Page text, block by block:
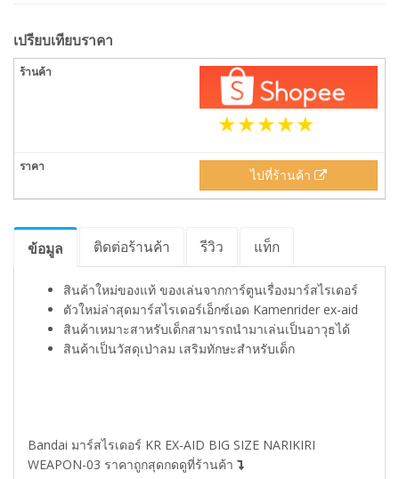
เปรียบเทียบราคา
ไปที่ร้านค้า
ข้อมูล ติดต่อร้านค้า รีวิว แท็ก
สินค้าใหม่ของแท้ ของเล่นจากการ์ตูนเรื่องมาร์สไรเดอร์
ตัวใหม่ล่าสุดมาร์สไรเดอร์เอ็กซ์เอด Kamenrider ex-aid
สินค้าเหมาะสาหรับเด็กสามารถนำมาเล่นเป็นอาวุธได้
สินค้าเป็นวัสดุเป่าลม เสริมทักษะสำหรับเด็ก
Bandai มาร์สไรเดอร์ KR EX-AID BIG SIZE NARIKIRI
WEAPON-03 ราคาถูกสุดกดดูที่ร้านค้า